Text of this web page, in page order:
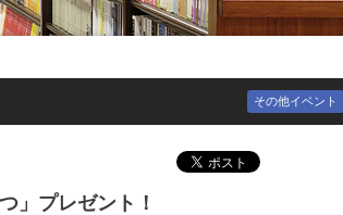
その他イベント
」プレゼント！